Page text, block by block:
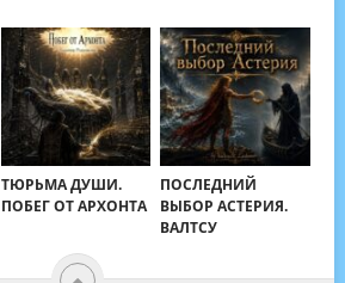
ТЮРЬМА ДУШИ.
ПОБЕГ ОТ АРХОНТА
ПОСЛЕДНИЙ
ВЫБОР АСТЕРИЯ.
ВАЛТСУ